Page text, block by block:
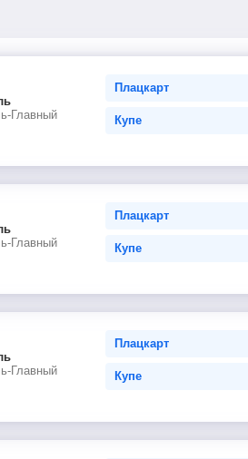
Главный
Плацкарт
Купе
Главный
Плацкарт
Купе
Главный
Плацкарт
Купе